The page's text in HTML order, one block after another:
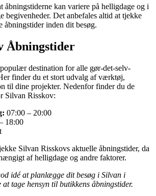
kan variere på helligdage og i
begivenheder. Det anbefales altid at tjekke
åbningstider inden dit besøg.
Åbningstider
destination for alle gør-det-selv-
finder du et stort udvalg af værktøj,
til dine projekter. Nedenfor finder du de
Silvan Risskov:
07:00 – 20:00
18:00
Silvan Risskovs aktuelle åbningstider, da
af helligdage og andre faktorer.
idé at planlægge dit besøg i Silvan i
at tage hensyn til butikkens åbningstider.